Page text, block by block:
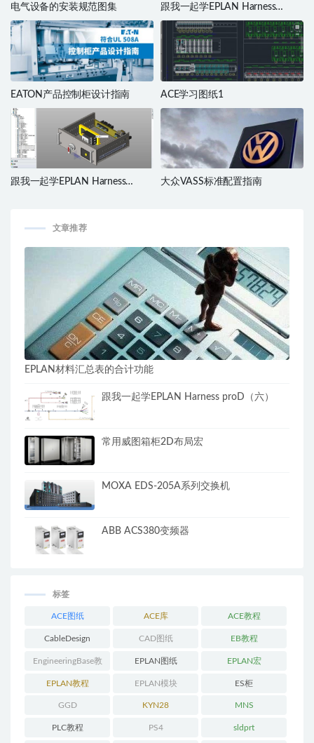
电气设备的安装规范图集
跟我一起学EPLAN Harness
proD（三）
EATON产品控制柜设计指南 ACE学习图纸1
跟我一起学EPLAN Harness
大众VASS标准配置指南
文章推荐
EPLAN材料汇总表的合计功能
跟我一起学EPLAN Harness proD（六）
常用威图箱柜2D布局宏
MOXA EDS-205A系列交换机
ABB ACS380变频器
标签
ACE图纸 ACE库 ACE教程
CableDesign CAD图纸 EB教程
EngineeringBase教
程
EPLAN图纸 EPLAN宏
EPLAN教程 EPLAN模块 ES柜
GGD KYN28 MNS
PLC教程 PS4 sldprt